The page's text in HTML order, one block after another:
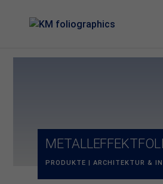
PRODUKTE | ARCHITEKTUR &